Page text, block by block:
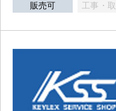
販売可 工事・